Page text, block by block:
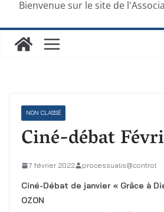
Bienvenue sur le site de
NON CLASSÉ
Ciné-débat
7 février 2022 processualis@control
Ciné-Débat de janvier « Grâce à
OZON